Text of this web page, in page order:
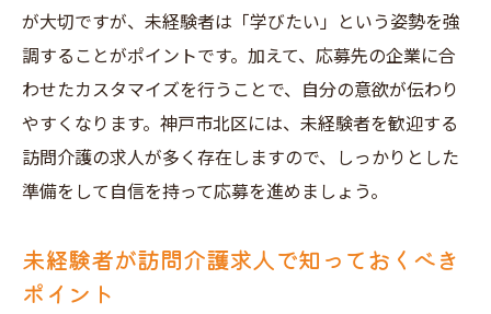
が大切ですが、未経験者は「学びたい」という姿勢を強
調することがポイントです。加えて、応募先の企業に合
わせたカスタマイズを行うことで、自分の意欲が伝わり
やすくなります。神戸市北区には、未経験者を歓迎する
訪問介護の求人が多く存在しますので、しっかりとした
準備をして自信を持って応募を進めましょう。
未経験者が訪問介護求人で知っておくべき
ポイント